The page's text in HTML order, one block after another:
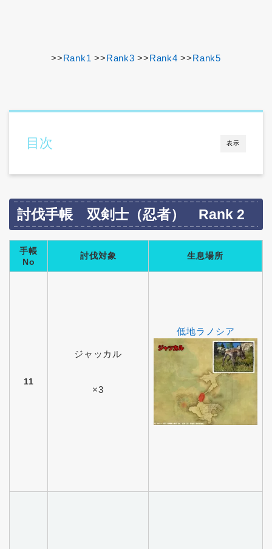
>>Rank1 >>Rank3 >>Rank4 >>Rank5
表示
目次
討伐手帳 双剣士（忍者） Rank 2
手帳
No
討伐対象 生息場所
11
ジャッカル
×3
低地ラノシア